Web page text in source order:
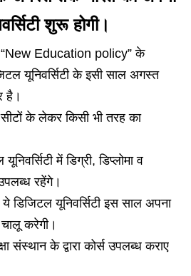
शुरू होगी।
“New Education policy” के
यूनिवर्सिटी के इसी साल अगस्त
है।
सीटों के लेकर किसी भी तरह का
में डिग्री, डिप्लोमा व
रहेंगे।
डिजिटल यूनिवर्सिटी इस साल अपना
करेगी।
संस्थान के द्वारा कोर्स उपलब्ध कराए